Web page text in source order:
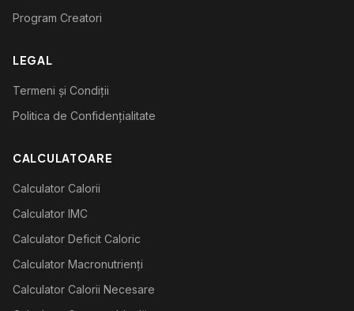
Program Creatori
LEGAL
Termeni și Condiții
Politica de Confidențialitate
CALCULATOARE
Calculator Calorii
Calculator IMC
Calculator Deficit Caloric
Calculator Macronutrienți
Calculator Calorii Necesare